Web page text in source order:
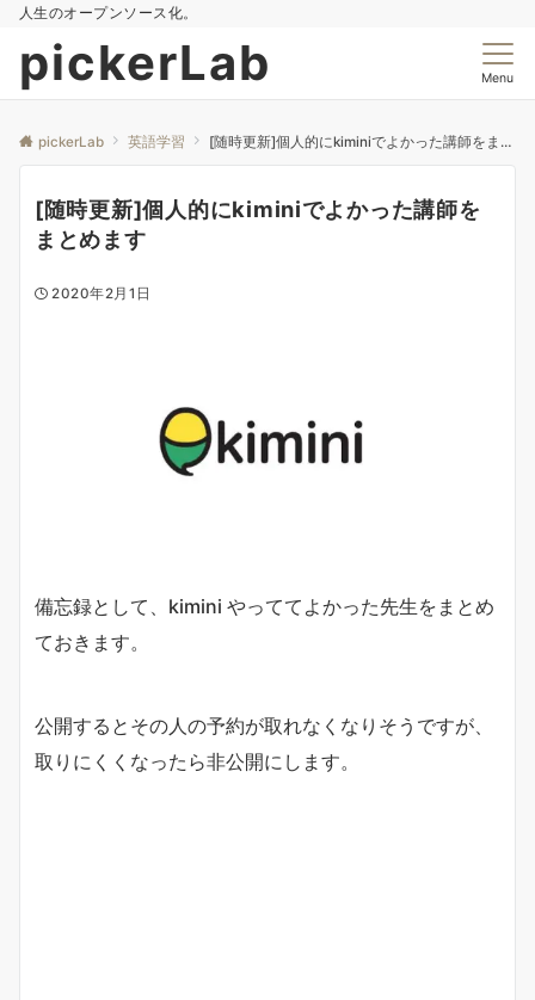
人生のオープンソース化。
pickerLab Menu
pickerLab 英語学習 [随時更新]個人的にkiminiでよかった講師をまとめます
[随時更新]個人的にkiminiでよかった講師を
まとめます
2020年2月1日
備忘録として、kimini やっててよかった先生をまとめ
ておきます。
公開するとその人の予約が取れなくなりそうですが、
取りにくくなったら非公開にします。